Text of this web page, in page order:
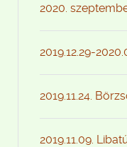
2020.
2019.12.29-
2019.11.24.
2019.11.09.